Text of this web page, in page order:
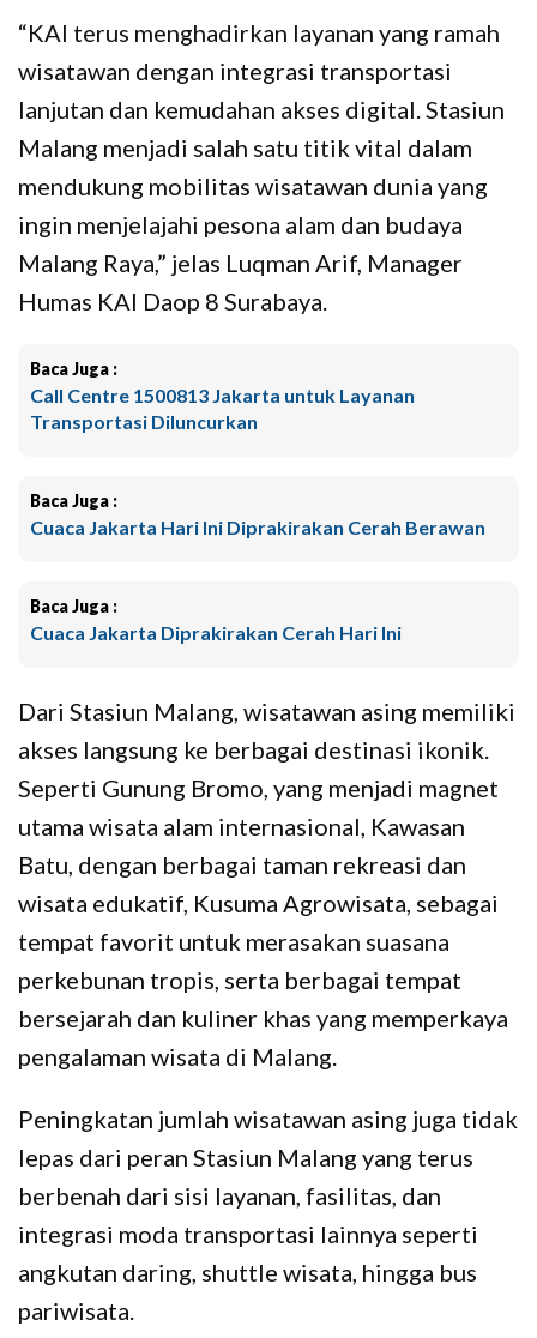
“KAI terus menghadirkan layanan yang ramah
wisatawan dengan integrasi transportasi
lanjutan dan kemudahan akses digital. Stasiun
Malang menjadi salah satu titik vital dalam
mendukung mobilitas wisatawan dunia yang
ingin menjelajahi pesona alam dan budaya
Malang Raya,” jelas Luqman Arif, Manager
Humas KAI Daop 8 Surabaya.
Baca Juga :
Call Centre 1500813 Jakarta untuk Layanan
Transportasi Diluncurkan
Baca Juga :
Cuaca Jakarta Hari Ini Diprakirakan Cerah Berawan
Baca Juga :
Cuaca Jakarta Diprakirakan Cerah Hari Ini
Dari Stasiun Malang, wisatawan asing memiliki
akses langsung ke berbagai destinasi ikonik.
Seperti Gunung Bromo, yang menjadi magnet
utama wisata alam internasional, Kawasan
Batu, dengan berbagai taman rekreasi dan
wisata edukatif, Kusuma Agrowisata, sebagai
tempat favorit untuk merasakan suasana
perkebunan tropis, serta berbagai tempat
bersejarah dan kuliner khas yang memperkaya
pengalaman wisata di Malang.
Peningkatan jumlah wisatawan asing juga tidak
lepas dari peran Stasiun Malang yang terus
berbenah dari sisi layanan, fasilitas, dan
integrasi moda transportasi lainnya seperti
angkutan daring, shuttle wisata, hingga bus
pariwisata.